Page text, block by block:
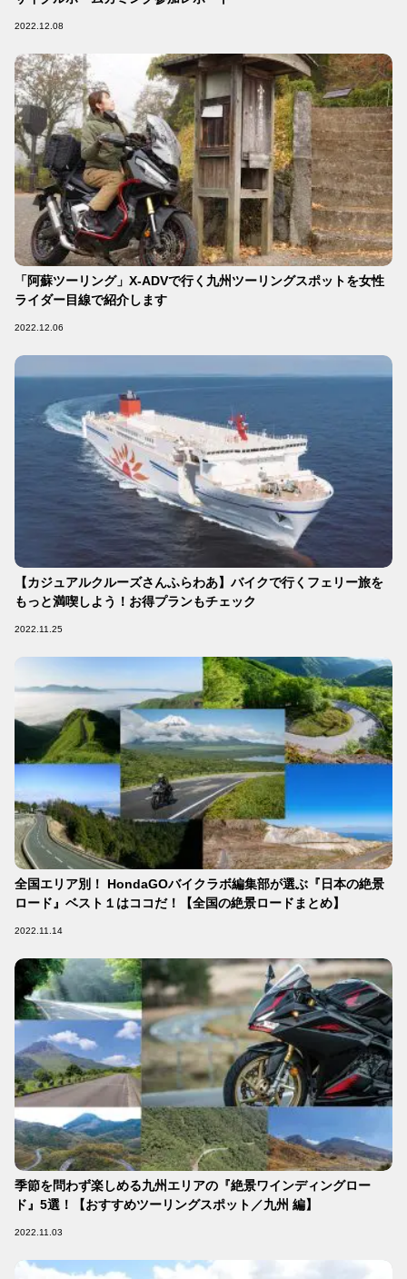
2022.12.08
「阿蘇ツーリング」X-ADVで行く九州ツーリングスポットを女性
ライダー目線で紹介します
2022.12.06
【カジュアルクルーズさんふらわあ】バイクで行くフェリー旅を
もっと満喫しよう！お得プランもチェック
2022.11.25
全国エリア別！ HondaGOバイクラボ編集部が選ぶ『日本の絶景
ロード』ベスト１はココだ！【全国の絶景ロードまとめ】
2022.11.14
季節を問わず楽しめる九州エリアの『絶景ワインディングロー
ド』5選！【おすすめツーリングスポット／九州 編】
2022.11.03